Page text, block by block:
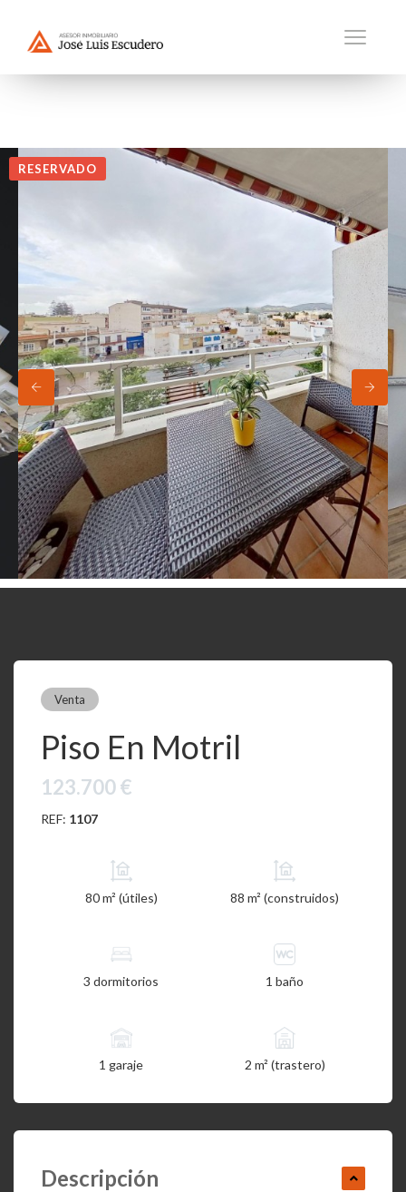
RESERVADO
Venta
Piso En Motril
123.700 €
REF: 1107
80 m² (útiles) 88 m² (construidos)
3 dormitorios 1 baño
1 garaje 2 m² (trastero)
Descripción